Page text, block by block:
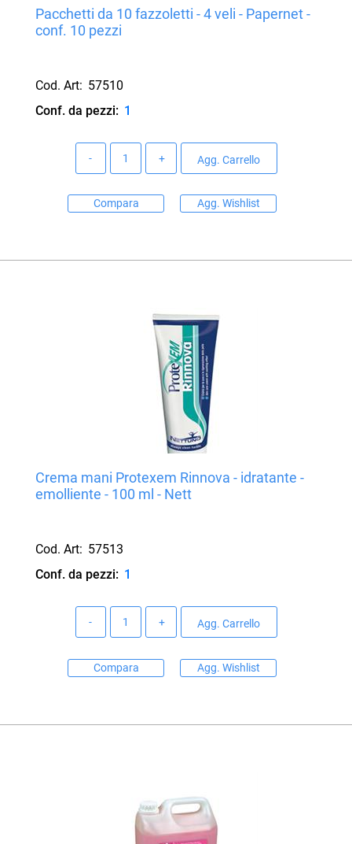
Pacchetti da 10 fazzoletti - 4 veli - Papernet -
conf. 10 pezzi
Cod. Art: 57510
Conf. da pezzi: 1
Agg. Carrello
Compara Agg. Wishlist
Crema mani Protexem Rinnova - idratante -
emolliente - 100 ml - Nett
Cod. Art: 57513
Conf. da pezzi: 1
Agg. Carrello
Compara Agg. Wishlist